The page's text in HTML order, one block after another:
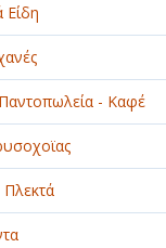
Είδη
- Καφέ
Πλεκτά